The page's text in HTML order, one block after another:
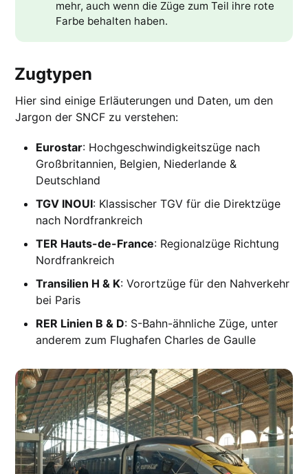
mehr, auch wenn die Züge zum Teil ihre rote
Farbe behalten haben.
Zugtypen
Hier sind einige Erläuterungen und Daten, um den
Jargon der SNCF zu verstehen:
Eurostar: Hochgeschwindigkeitszüge nach
Großbritannien, Belgien, Niederlande &
Deutschland
TGV INOUI: Klassischer TGV für die Direktzüge
nach Nordfrankreich
TER Hauts-de-France: Regionalzüge Richtung
Nordfrankreich
Transilien H & K: Vorortzüge für den Nahverkehr
bei Paris
RER Linien B & D: S-Bahn-ähnliche Züge, unter
anderem zum Flughafen Charles de Gaulle